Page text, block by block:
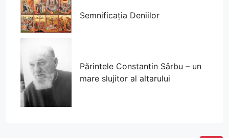
Semnificația Deniilor
Părintele Constantin Sârbu – un
mare slujitor al altarului